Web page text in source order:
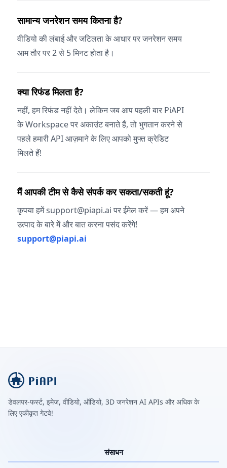
सामान्य जनरेशन समय कितना है?
वीडियो की लंबाई और जटिलता के आधार पर जनरेशन समय
आम तौर पर 2 से 5 मिनट होता है।
क्या रिफंड मिलता है?
नहीं, हम रिफंड नहीं देते। लेकिन जब आप पहली बार PiAPI
के Workspace पर अकाउंट बनाते हैं, तो भुगतान करने से
पहले हमारी API आज़माने के लिए आपको मुफ्त क्रेडिट
मिलते हैं!
मैं आपकी टीम से कैसे संपर्क कर सकता/सकती हूं?
कृपया हमें support@piapi.ai पर ईमेल करें — हम अपने
उत्पाद के बारे में और बात करना पसंद करेंगे!
support@piapi.ai
डेवलपर-फर्स्ट, इमेज, वीडियो, ऑडियो, 3D जनरेशन AI APIs और अधिक के
लिए एकीकृत गेटवे!
संसाधन